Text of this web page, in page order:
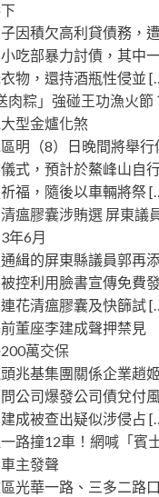
因積欠高利貸債務，
吃部暴力討債，其中
物，還持酒瓶性侵並
肉粽」強碰王功漁火節
型金爐化煞
明（8）日晚間將舉行
式，預計於鰲峰山自
福，隨後以車輛將祭
瘟膠囊涉賄選 屏東議
年6月
緝的屏東縣議員郭再
控利用臉書宣傳免費
花清瘟膠囊及快篩試
董座李建成聲押禁見
萬交保
兆基集團關係企業趙
公司爆發公司債兌付
成被查出疑似涉侵占
路撞12車！網喊「賓
主發聲
光華一路、三多二路